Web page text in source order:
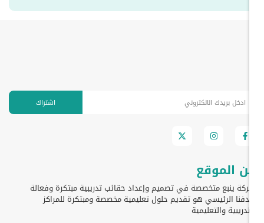
اشتراك
الموقع
ينبع متخصصة في تصميم وإعداد حقائب تدريبية مبتكرة وفعالة
الرئيسي هو تقديم حلول تعليمية مخصصة ومبتكرة للمراكز
والتعليمية